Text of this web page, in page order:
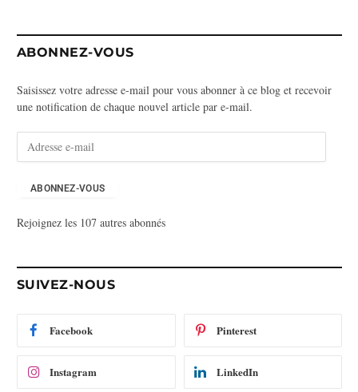
ABONNEZ-VOUS
Saisissez votre adresse e-mail pour vous abonner à ce blog et recevoir
une notification de chaque nouvel article par e-mail.
s
-
m
ABONNEZ-VOUS
Rejoignez les 107 autres abonnés
SUIVEZ-NOUS
Facebook Pinterest
Instagram LinkedIn